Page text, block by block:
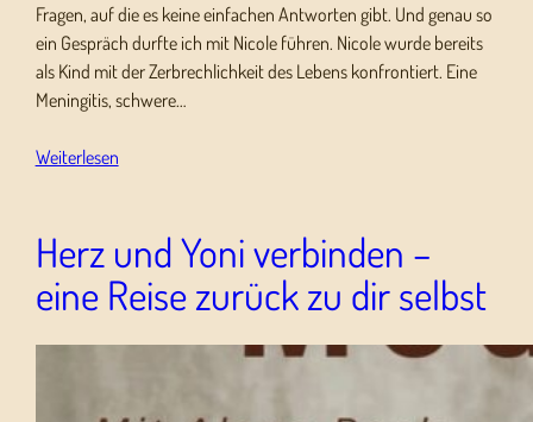
Fragen, auf die es keine einfachen Antworten gibt. Und genau so
ein Gespräch durfte ich mit Nicole führen. Nicole wurde bereits
als Kind mit der Zerbrechlichkeit des Lebens konfrontiert. Eine
Meningitis, schwere…
Weiterlesen
Herz und Yoni verbinden –
eine Reise zurück zu dir selbst